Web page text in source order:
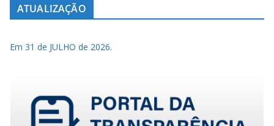
ATUALIZAÇÃO
Em 31 de JULHO de 2026.